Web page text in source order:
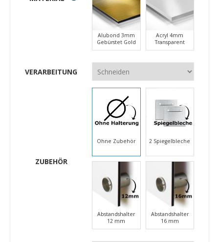
Alubond 3mm
Gebürstet Gold
Acryl 4mm
Transparent
VERARBEITUNG
ZUBEHÖR
Ohne Zubehör 2 Spiegelbleche
Abstandshalter
12 mm
Abstandshalter
16 mm